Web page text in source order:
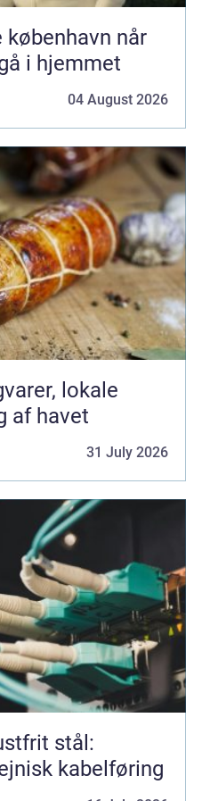
når
i hjemmet
04 August 2026
af havet
31 July 2026
stål:
kabelføring